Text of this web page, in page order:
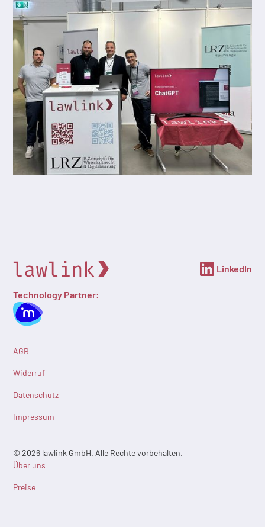
LinkedIn
Technology Partner:
Über uns
Preise
AGB
Widerruf
Datenschutz
Impressum
© 2026 lawlink GmbH. Alle Rechte vorbehalten.